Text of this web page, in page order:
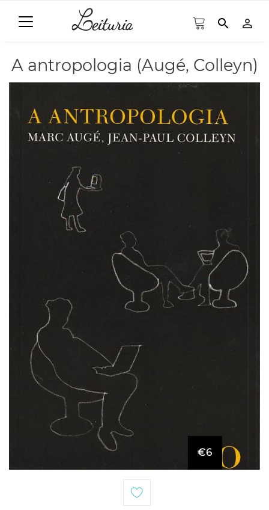
search person_outline
A antropologia (Augé, Colleyn)
€6